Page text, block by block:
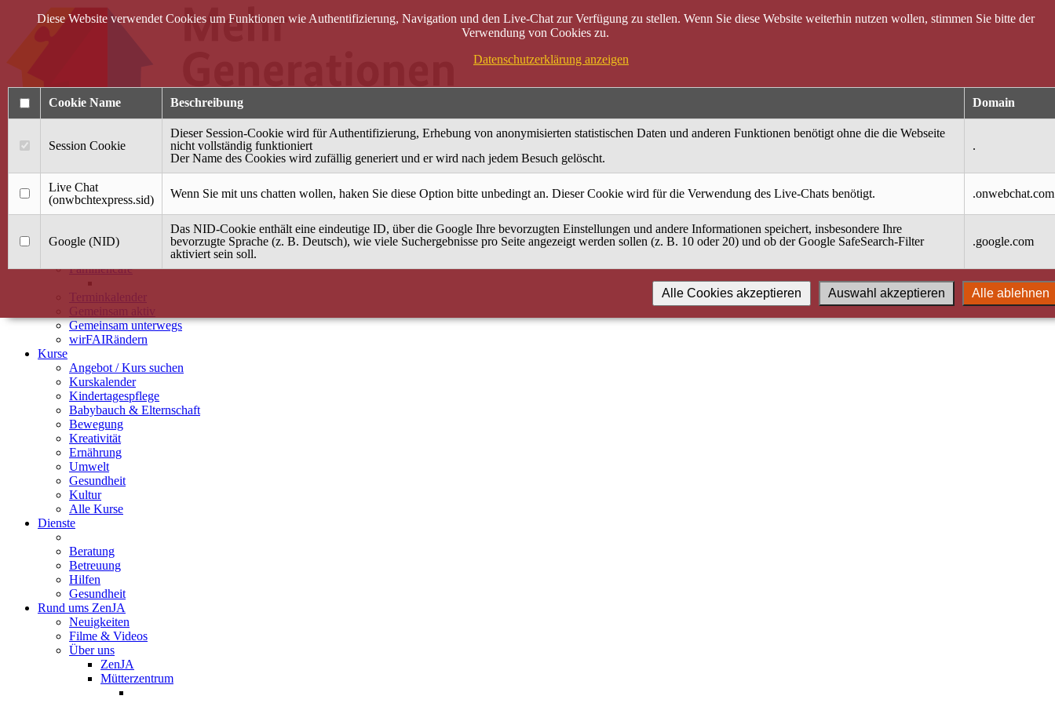
Anmelden
Startseite
Treffpunkt Jung & Alt
40 Jahre Mütterzentrum
Familiencafé
Terminkalender
Gemeinsam aktiv
Gemeinsam unterwegs
wirFAIRändern
Kurse
Angebot / Kurs suchen
Kurskalender
Kindertagespflege
Babybauch & Elternschaft
Bewegung
Kreativität
Ernährung
Umwelt
Gesundheit
Kultur
Alle Kurse
Dienste
Beratung
Betreuung
Hilfen
Gesundheit
Rund ums ZenJA
Neuigkeiten
Filme & Videos
Über uns
ZenJA
Mütterzentrum
Diese Website verwendet Cookies um Funktionen wie Authentifizierung, Navigation und den Live-Chat zur Verfügung zu stellen. Wenn Sie diese Website weiterhin nutzen wollen, stimmen Sie bitte der
Verwendung von Cookies zu.
Datenschutzerklärung anzeigen
Cookie Name Beschreibung Domain
Session Cookie
Dieser Session-Cookie wird für Authentifizierung, Erhebung von anonymisierten statistischen Daten und anderen Funktionen benötigt ohne die die Webseite
nicht vollständig funktioniert
Der Name des Cookies wird zufällig generiert und er wird nach jedem Besuch gelöscht.
.
Live Chat
(onwbchtexpress.sid)
Wenn Sie mit uns chatten wollen, haken Sie diese Option bitte unbedingt an. Dieser Cookie wird für die Verwendung des Live-Chats benötigt. .onwebchat.com
Google (NID)
Das NID-Cookie enthält eine eindeutige ID, über die Google Ihre bevorzugten Einstellungen und andere Informationen speichert, insbesondere Ihre
bevorzugte Sprache (z. B. Deutsch), wie viele Suchergebnisse pro Seite angezeigt werden sollen (z. B. 10 oder 20) und ob der Google SafeSearch-Filter
aktiviert sein soll.
.google.com
Alle ablehnen
Auswahl akzeptieren
Alle Cookies akzeptieren